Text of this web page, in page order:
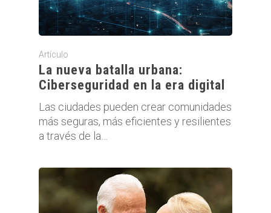
Artículo
La nueva batalla urbana:
Ciberseguridad en la era digital
Las ciudades pueden crear comunidades
más seguras, más eficientes y resilientes
a través de la…